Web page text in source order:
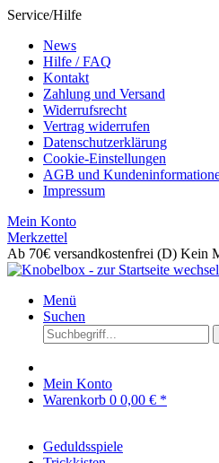
Service/Hilfe
News
Hilfe / FAQ
Kontakt
Zahlung und Versand
Widerrufsrecht
Vertrag widerrufen
Datenschutzerklärung
Cookie-Einstellungen
AGB und
Impressum
Mein Konto
Merkzettel
Ab 70€ versandkostenfrei (D) Kein
Menü
Suchen
Mein Konto
Warenkorb 0 0,00 € *
Geduldsspiele